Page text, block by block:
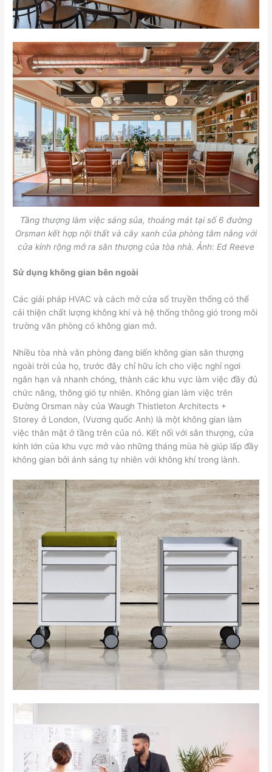
Tầng thượng làm việc sáng sủa, thoáng mát tại số 6 đường
Orsman kết hợp nội thất và cây xanh của phòng tắm nắng với
cửa kính rộng mở ra sân thượng của tòa nhà. Ảnh: Ed Reeve
Sử dụng không gian bên ngoài
Các giải pháp HVAC và cách mở cửa sổ truyền thống có thể
cải thiện chất lượng không khí và hệ thống thông gió trong môi
trường văn phòng có không gian mở.
Nhiều tòa nhà văn phòng đang biến không gian sân thượng
ngoài trời của họ, trước đây chỉ hữu ích cho việc nghỉ ngơi
ngắn hạn và nhanh chóng, thành các khu vực làm việc đầy đủ
chức năng, thông gió tự nhiên. Không gian làm việc trên
Đường Orsman này của Waugh Thistleton Architects +
Storey ở London, (Vương quốc Anh) là một không gian làm
việc thân mật ở tầng trên của nó. Kết nối với sân thượng, cửa
kính lớn của khu vực mở vào những tháng mùa hè giúp lấp đầy
không gian bởi ánh sáng tự nhiên với không khí trong lành.